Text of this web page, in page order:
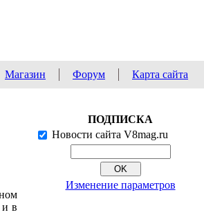
Магазин Форум Карта сайта
и в
ПОДПИСКА
Новости сайта V8mag.ru
Изменение параметров